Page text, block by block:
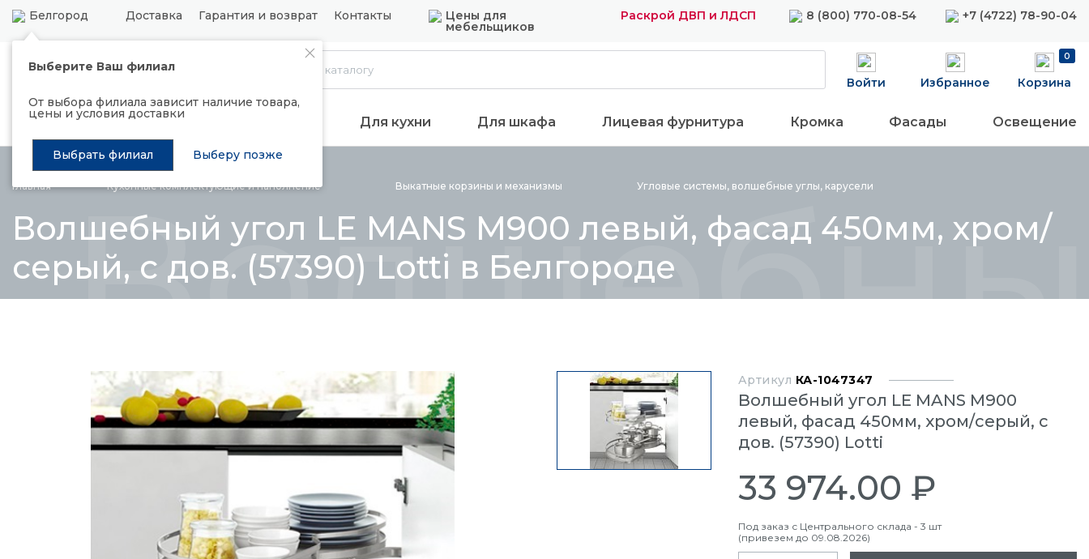
Белгород Доставка Гарантия и возврат Контакты Цены для
мебельщиков
Раскрой ДВП и ЛДСП 8 (800) 770-08-54 +7 (4722) 78-90-04
Выберите Ваш филиал
От выбора филиала зависит наличие товара,
цены и условия доставки
Выбрать филиал Выберу позже
Каталог
Войти Избранное
0
Корзина
Распродажа Подъемные механизмы Для кухни Для шкафа Лицевая фурнитура Кромка Фасады Освещение
Главная Кухонные комплектующие инаполнение Выкатные корзины и механизмы Угловые системы, волшебные углы, карусели
Волшебный угол LE MANS М900 левый, фасад 450мм, хром/
серый, с дов. (57390) Lotti в Белгороде
Артикул КА-1047347
Волшебный угол LE MANS М900
левый, фасад 450мм, хром/серый, с
дов. (57390) Lotti
33 974.00 ₽
Под заказ с Центрального склада - 3 шт
(привезем до 09.08.2026)